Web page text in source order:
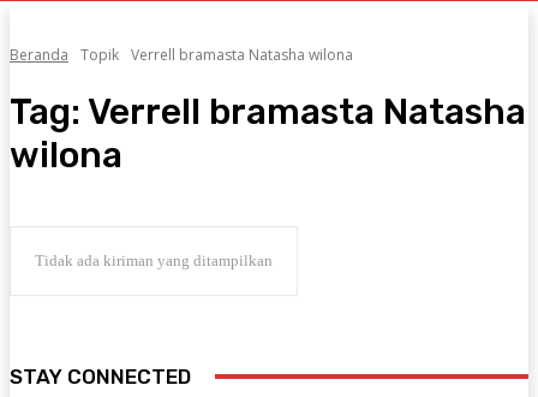
Beranda Topik Verrell bramasta Natasha wilona
Tag: Verrell bramasta Natasha
wilona
Tidak ada kiriman yang ditampilkan
STAY CONNECTED